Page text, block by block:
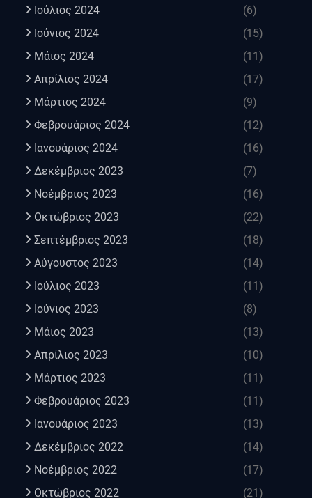
Ιούλιος 2024
(6)
Ιούνιος 2024
(15)
Μάιος 2024
(11)
Απρίλιος 2024
(17)
Μάρτιος 2024
(9)
Φεβρουάριος 2024
(12)
Ιανουάριος 2024
(16)
Δεκέμβριος 2023
(7)
Νοέμβριος 2023
(16)
Οκτώβριος 2023
(22)
Σεπτέμβριος 2023
(18)
Αύγουστος 2023
(14)
Ιούλιος 2023
(11)
Ιούνιος 2023
(8)
Μάιος 2023
(13)
Απρίλιος 2023
(10)
Μάρτιος 2023
(11)
Φεβρουάριος 2023
(11)
Ιανουάριος 2023
(13)
Δεκέμβριος 2022
(14)
Νοέμβριος 2022
(17)
Οκτώβριος 2022
(21)